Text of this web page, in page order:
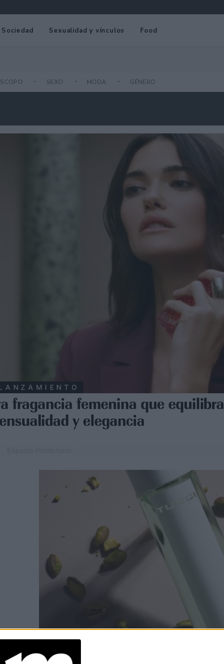
Sociedad Sexualidad y vínculos Food
SEXO MODA GÉNERO
fragancia femenina que equilibra
y elegancia